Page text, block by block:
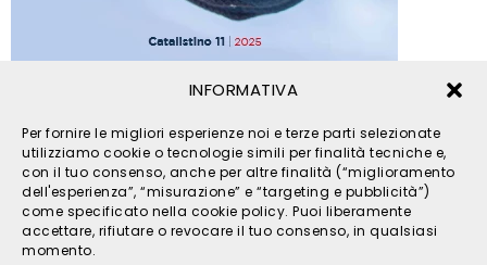
INFORMATIVA
Per fornire le migliori esperienze noi e terze parti selezionate
utilizziamo cookie o tecnologie simili per finalità tecniche e,
con il tuo consenso, anche per altre finalità (“miglioramento
dell'esperienza”, “misurazione” e “targeting e pubblicità”)
come specificato nella cookie policy. Puoi liberamente
accettare, rifiutare o revocare il tuo consenso, in qualsiasi
momento.
IT05121480262 -privacy-cookies - by